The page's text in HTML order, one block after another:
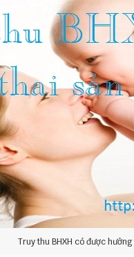
Truy thu BHXH có được